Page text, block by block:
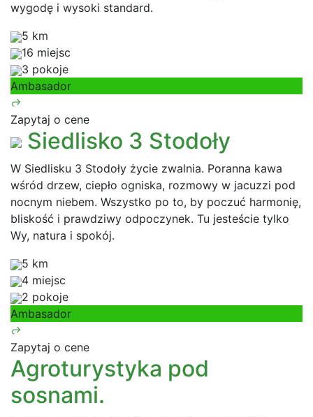
wygodę i wysoki standard.
5 km
16 miejsc
3 pokoje
Ambasador
Zapytaj o cene
Siedlisko 3 Stodoły
W Siedlisku 3 Stodoły życie zwalnia. Poranna kawa
wśród drzew, ciepło ogniska, rozmowy w jacuzzi pod
nocnym niebem. Wszystko po to, by poczuć harmonię,
bliskość i prawdziwy odpoczynek. Tu jesteście tylko
Wy, natura i spokój.
5 km
4 miejsc
2 pokoje
Ambasador
Zapytaj o cene
Agroturystyka pod
sosnami.